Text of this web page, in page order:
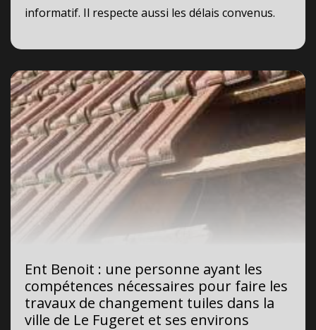
informatif. Il respecte aussi les délais convenus.
Ent Benoit : une personne ayant les
compétences nécessaires pour faire les
travaux de changement tuiles dans la
ville de Le Fugeret et ses environs